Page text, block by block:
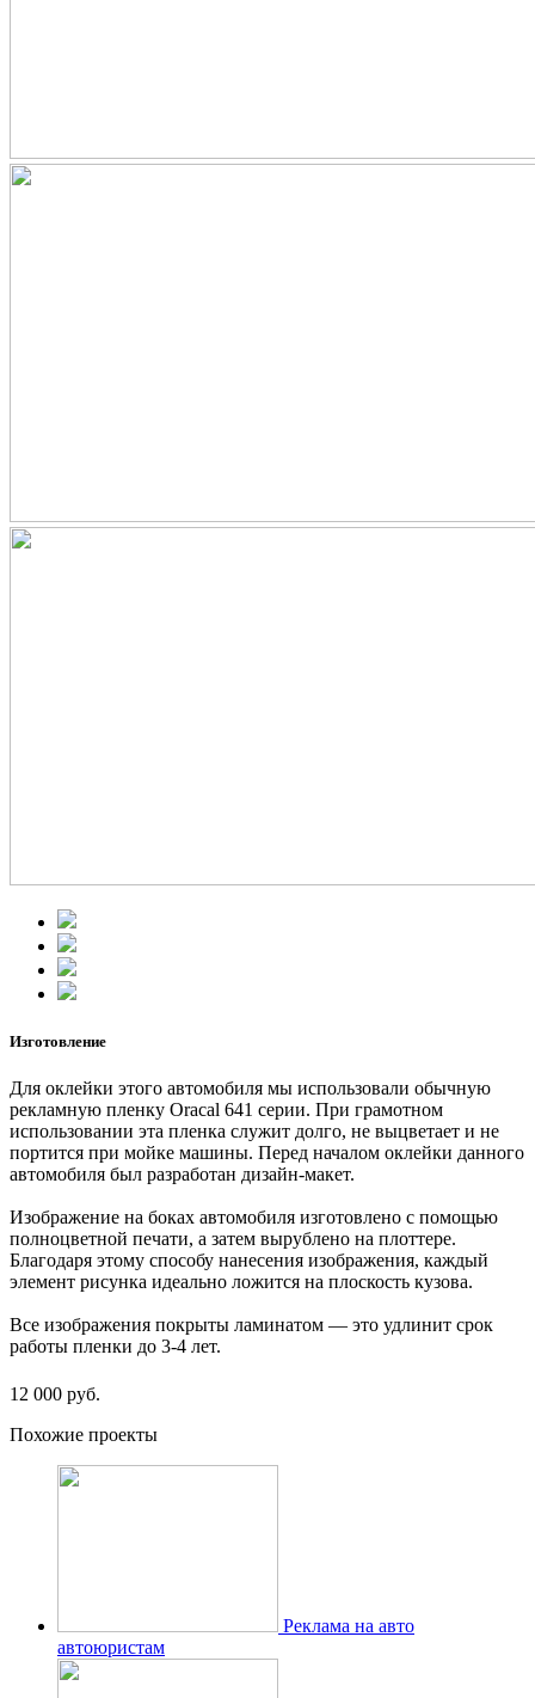
Изготовление
Для оклейки этого автомобиля мы использовали обычную
рекламную пленку Oracal 641 серии. При грамотном
использовании эта пленка служит долго, не выцветает и не
портится при мойке машины. Перед началом оклейки данного
автомобиля был разработан дизайн-макет.
Изображение на боках автомобиля изготовлено с помощью
полноцветной печати, а затем вырублено на плоттере.
Благодаря этому способу нанесения изображения, каждый
элемент рисунка идеально ложится на плоскость кузова.
Все изображения покрыты ламинатом — это удлинит срок
работы пленки до 3-4 лет.
12 000 руб.
Похожие проекты
Реклама на авто
автоюристам